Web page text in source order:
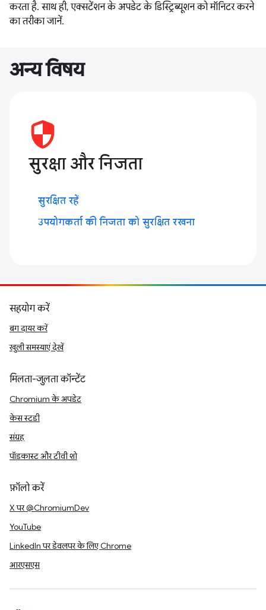
करता है. साथ ही, एक्सटेंशन के अपडेट के डिस्ट्रिब्यूशन को मॉनिटर करने
का तरीका जानें.
अन्य विषय
सुरक्षा और निजता
सुरक्षित रहें
उपयोगकर्ता की निजता को सुरक्षित रखना
सहयोग करें
बग दायर करें
खुली समस्याएं देखें
मिलता-जुलता कॉन्टेंट
Chromium के अपडेट
केस स्टडी
संग्रह
पॉडकास्ट और टीवी शो
फ़ॉलो करें
X पर @ChromiumDev
YouTube
LinkedIn पर डेवलपर के लिए Chrome
आरएसएस